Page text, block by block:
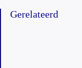
Gerelateerd